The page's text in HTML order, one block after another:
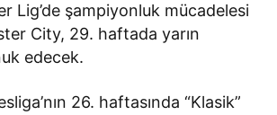
Lig’de şampiyonluk mücadelesi
City, 29. haftada yarın
edecek.
26. haftasında “Klasik”